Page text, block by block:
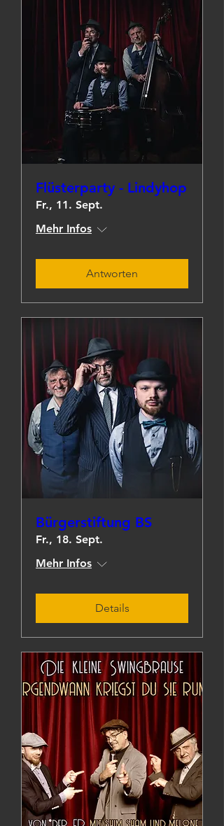
Flüsterparty - Lindyhop
Fr., 11. Sept.
Mehr Infos
Antworten
Bürgerstiftung BS
Fr., 18. Sept.
Mehr Infos
Details